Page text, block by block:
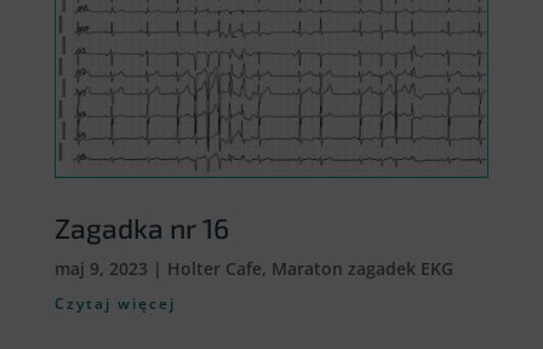
Zagadka nr 16
maj 9, 2023 | Holter Cafe, Maraton zagadek EKG
Czytaj więcej